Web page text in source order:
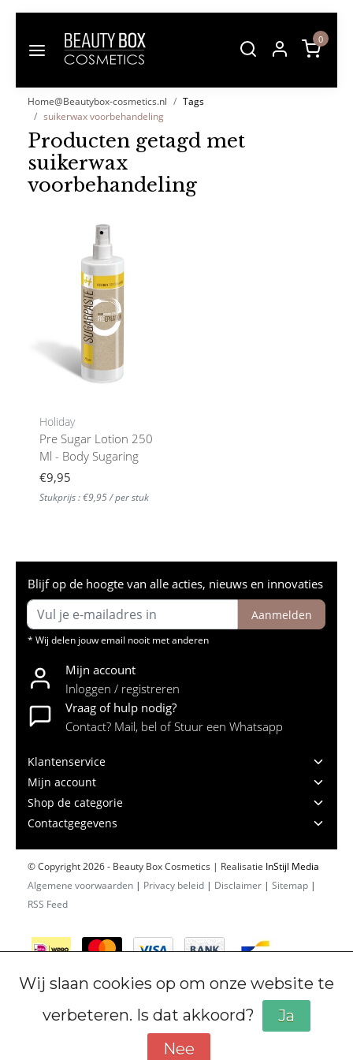
0
Home@Beautybox-cosmetics.nl
Tags
suikerwax voorbehandeling
Producten getagd met
suikerwax
voorbehandeling
Holiday
Pre Sugar Lotion 250
Ml - Body Sugaring
€9,95
Stukprijs : €9,95 / per stuk
Blijf op de hoogte van alle acties, nieuws en innovaties
Aanmelden
* Wij delen jouw email nooit met anderen
Mijn account
Inloggen / registreren
Vraag of hulp nodig?
Contact? Mail, bel of Stuur een Whatsapp
Klantenservice
Mijn account
Shop de categorie
Contactgegevens
© Copyright 2026 - Beauty Box Cosmetics | Realisatie InStijl Media
Algemene voorwaarden | Privacy beleid | Disclaimer | Sitemap |
RSS Feed
Wij slaan cookies op om onze website te
verbeteren. Is dat akkoord?
Ja
Nee